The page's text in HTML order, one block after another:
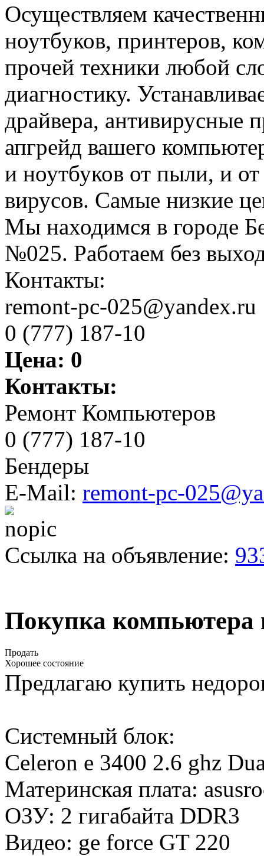
Осуществляем
ноутбуков, принтеров,
прочей техники любой
диагностику.
драйвера, антивирусные
апгрейд вашего
и ноутбуков от пыли, и
вирусов. Самые низкие
Мы находимся в городе
№025. Работаем без
Контакты:
remont-pc-025@yandex.ru
0 (777) 187-10
Цена: 0
Контакты:
Ремонт Компьютеров
0 (777) 187-10
Бендеры
E-Mail: remont-pc-
Ссылка на объявление:
Покупка компьютера
Продать
Хорошее состояние
Предлагаю купить
Системный блок:
Сeleron e 3400 2.6 ghz
Материнская плата:
ОЗУ: 2 гигабайта DDR3
Видео: ge force GT 220